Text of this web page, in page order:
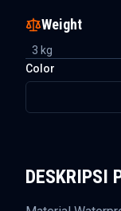
Weight
3 kg
Color
DESKRIPSI